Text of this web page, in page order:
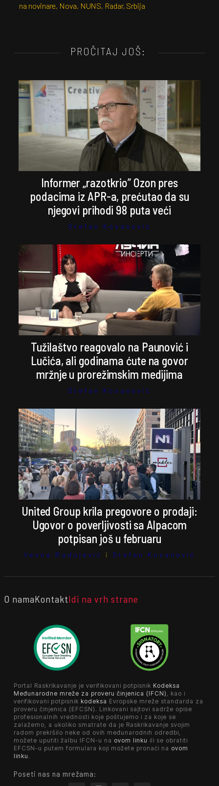
na novinare, Nova, NUNS, Radar, Srbija
PROČITAJ JOŠ:
Informer „razotkrio” Ozon pres
podacima iz APR-a, prećutao da su
njegovi prihodi 98 puta veći
Stefan Kosanović
Tužilaštvo reagovalo na Paunović i
Lučića, ali godinama ćute na govor
mržnje u prorežimskim medijima
Stefan Kosanović
United Group krila pregovore o prodaji:
Ugovor o poverljivosti sa Alpacom
potpisan još u februaru
Vesna Radojević i Stefan Kosanović
O namaKontaktIdi na vrh strane
Portal Raskrikavanje je verifikovani potpisnik Kodeksa
Međunarodne mreže za proveru činjenica (IFCN)
, kao i
verifikovani potpisnik kodeksa Evropske mreže standarda za
proveru činjenica (EFCSN). Linkovani sajtovi sadrže opise
profesionalnih vrednosti koje poštujemo i za koje se
zalažemo, a ukoliko smatrate da je Raskrikavanje svojim
radom prekršilo neke od ovih međunarodnih odredbi,
možete uputiti žalbu IFCN-u na ovom linku ili se obratiti
EFCSN-u putem formulara koji možete pronaći na ovom
linku .
Poseti nas na mrežama: